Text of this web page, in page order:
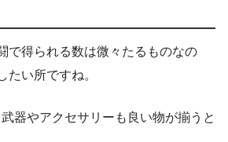
で得られる数は微々たるものなの
たい所ですね。
器やアクセサリーも良い物が揃うと